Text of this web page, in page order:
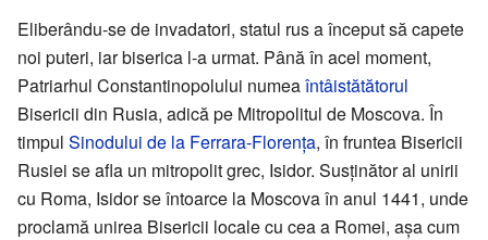
Eliberându-se de invadatori, statul rus a început să capete
noi puteri, iar biserica l-a urmat. Până în acel moment,
Patriarhul Constantinopolului numeaîntâistătătorul
Bisericii din Rusia, adică pe Mitropolitul de Moscova. În
timpul Sinodului de la Ferrara-Florenţa, în fruntea Bisericii
Rusiei se afla un mitropolit grec, Isidor. Susţinător al unirii
cu Roma, Isidor se întoarce la Moscova în anul 1441, unde
proclamă unirea Bisericii locale cu cea a Romei, aşa cum